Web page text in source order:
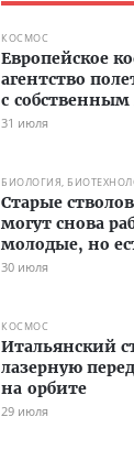
КОСМОС
Европейское
агентство
с
31 июля
БИОЛОГИЯ,
Старые
могут снова
молодые, но
30 июля
КОСМОС
Итальянский
лазерную
на орбите
29 июля